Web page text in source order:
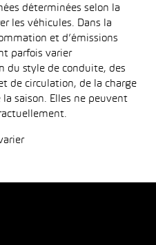
déterminées selon la
les véhicules. Dans la
et d’émissions
parfois varier
du style de conduite, des
de circulation, de la charge
saison. Elles ne peuvent